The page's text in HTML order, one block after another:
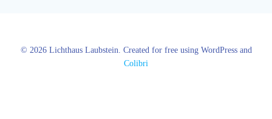
© 2026 Lichthaus Laubstein. Created for free using WordPress and
Colibri